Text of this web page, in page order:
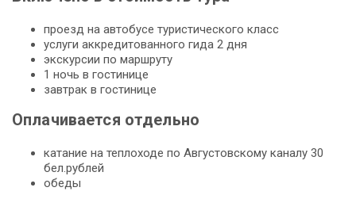
проезд на автобусе туристического класс
услуги аккредитованного гида 2 дня
экскурсии по маршруту
1 ночь в гостинице
завтрак в гостинице
Оплачивается отдельно
катание на теплоходе по Августовскому каналу 30
бел.рублей
обеды